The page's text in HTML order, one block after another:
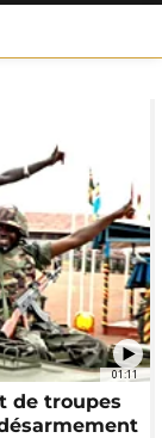
01:11
de troupes